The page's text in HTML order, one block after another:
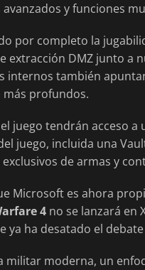
avanzados y funciones
por completo la
extracción DMZ junto a
internos también
más profundos.
juego tendrán acceso
juego, incluida una
de armas y
Microsoft es ahora
4 no se lanzará en
ya ha desatado el
militar moderna, un